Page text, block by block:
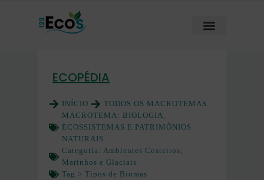
ECOPÉDIA
INÍCIO
TODOS OS MACROTEMAS
MACROTEMA: BIOLOGIA,
ECOSSISTEMAS E PATRIMÔNIOS
NATURAIS
Categoria: Ambientes Costeiros,
Marinhos e Glaciais
Tag > Tipos de Biomas